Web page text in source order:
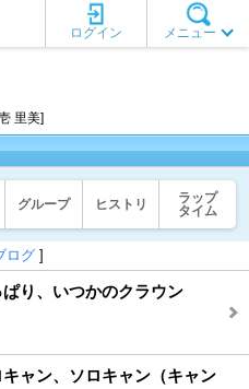
メニュー
ログイン
里美]
グループ ヒストリ
ラップ
タイム
ログ ]
り、いつかのクラウン
ャン、ソロキャン（キャン